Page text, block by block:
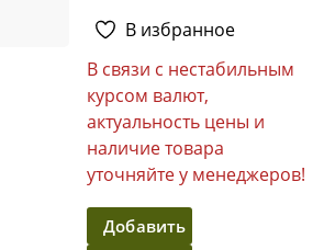
В избранное
В связи с нестабильным
курсом валют,
актуальность цены и
наличие товара
уточняйте у менеджеров!
Добавить